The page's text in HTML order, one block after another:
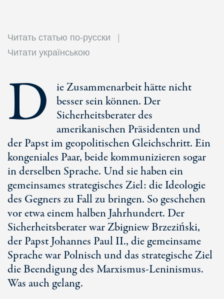
Читать статью по-русски
Читати українською
D
ie Zusammenarbeit hätte nicht
besser sein können. Der
Sicherheitsberater des
amerikanischen Präsidenten und
der Papst im geopolitischen Gleichschritt. Ein
kongeniales Paar, beide kommunizieren sogar
in derselben Sprache. Und sie haben ein
gemeinsames strategisches Ziel: die Ideologie
des Gegners zu Fall zu bringen. So geschehen
vor etwa einem halben Jahrhundert. Der
Sicherheitsberater war Zbigniew Brzeziński,
der Papst Johannes Paul II., die gemeinsame
Sprache war Polnisch und das strategische Ziel
die Beendigung des Marxismus-Leninismus.
Was auch gelang.